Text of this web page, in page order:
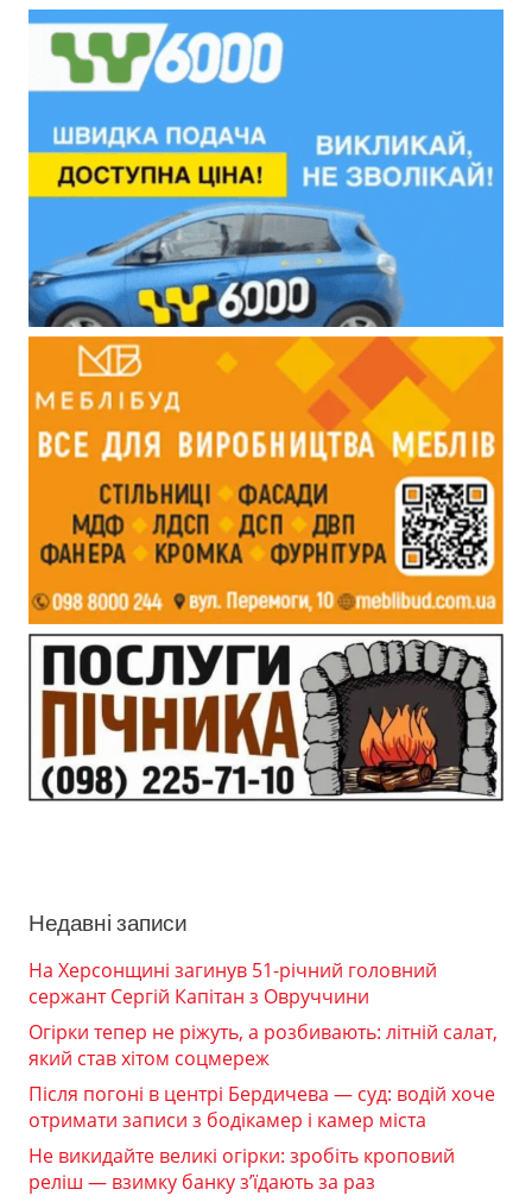
Недавні записи
На Херсонщині загинув 51-річний головний
сержант Сергій Капітан з Овруччини
Огірки тепер не ріжуть, а розбивають: літній салат,
який став хітом соцмереж
Після погоні в центрі Бердичева — суд: водій хоче
отримати записи з бодікамер і камер міста
Не викидайте великі огірки: зробіть кроповий
реліш — взимку банку з’їдають за раз